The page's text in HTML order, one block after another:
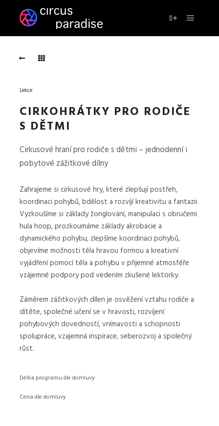
HRAVOST
RŮST
Lekce
CIRKOHRÁTKY PRO RODIČE
S DĚTMI
Cirkusové hraní pro rodiče s dětmi – jednodenní i
pobytové zážitkové dílny
Zahrajeme si cirkusové hry, které zlepšují postřeh,
koordinaci pohybů, bdělost a rozvíjí kreativitu a fantazii.
Vyzkoušíme si základy žonglování, manipulaci s obručemi
hula hoop, prozkoumáme základy akrobacie a
dynamického pohybu, zlepšíme koordinaci pohybů,
objevíme možnosti těla hravou formou a kreativní
vyjádření pomocí těla a pohybu v přijemné atmosféře
vzájemné podpory pod vedením zkušené lektorky.
Záměrem zážitkových dílen je osvěžení vztahu rodiče a
dítěte, společné učení se v hravosti, rozvíjení
pohybových dovedností, vnímavosti a schopnosti
spolupráce, vzajemná inspirace, seberozvoj a společný
růst.
Délka programu dle domluvy
Cena dle domluvy